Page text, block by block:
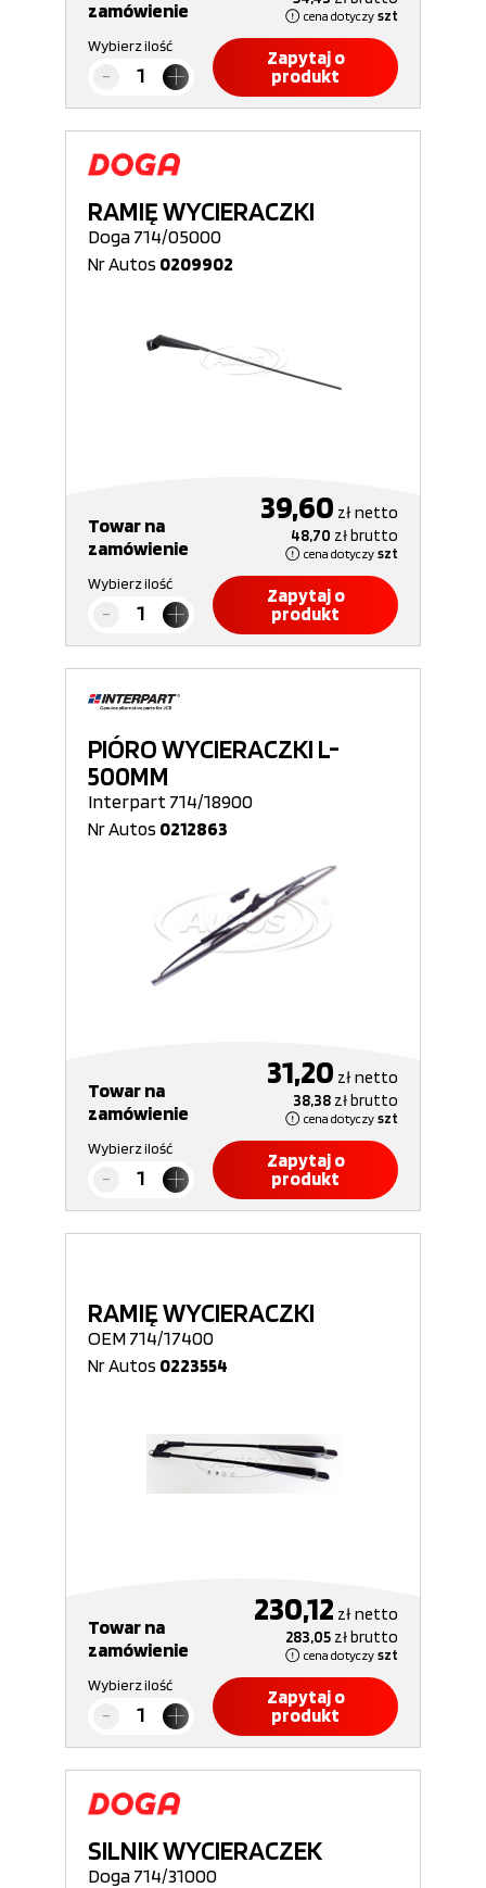
zamówienie cena dotyczy szt
Wybierz ilość
Zapytaj o
produkt
RAMIĘ WYCIERACZKI
Doga 714/05000
Nr Autos 0209902
Towar na
zamówienie
39,60 złnetto
48,70 złbrutto
cena dotyczy szt
Wybierz ilość
Zapytaj o
produkt
PIÓRO WYCIERACZKI L-
500MM
Interpart 714/18900
Nr Autos 0212863
Towar na
zamówienie
31,20 złnetto
38,38 złbrutto
cena dotyczy szt
Wybierz ilość
Zapytaj o
produkt
RAMIĘ WYCIERACZKI
OEM 714/17400
Nr Autos 0223554
Towar na
zamówienie
230,12 złnetto
283,05 złbrutto
cena dotyczy szt
Wybierz ilość
Zapytaj o
produkt
SILNIK WYCIERACZEK
Doga 714/31000